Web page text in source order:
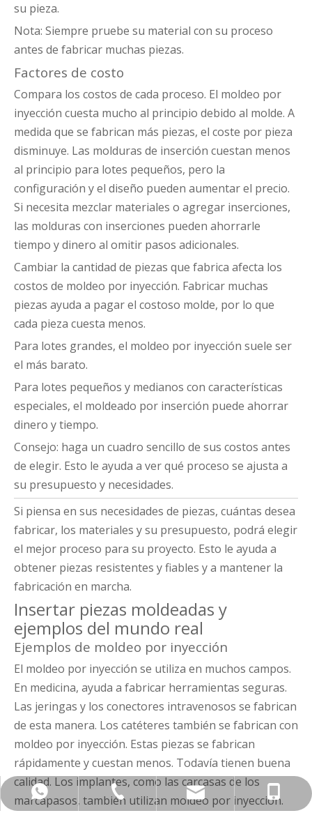
su pieza.
Nota: Siempre pruebe su material con su proceso
antes de fabricar muchas piezas.
Factores de costo
Compara los costos de cada proceso. El moldeo por
inyección cuesta mucho al principio debido al molde. A
medida que se fabrican más piezas, el coste por pieza
disminuye. Las molduras de inserción cuestan menos
al principio para lotes pequeños, pero la
configuración y el diseño pueden aumentar el precio.
Si necesita mezclar materiales o agregar inserciones,
las molduras con inserciones pueden ahorrarle
tiempo y dinero al omitir pasos adicionales.
Cambiar la cantidad de piezas que fabrica afecta los
costos de moldeo por inyección. Fabricar muchas
piezas ayuda a pagar el costoso molde, por lo que
cada pieza cuesta menos.
Para lotes grandes, el moldeo por inyección suele ser
el más barato.
Para lotes pequeños y medianos con características
especiales, el moldeado por inserción puede ahorrar
dinero y tiempo.
Consejo: haga un cuadro sencillo de sus costos antes
de elegir. Esto le ayuda a ver qué proceso se ajusta a
su presupuesto y necesidades.
Si piensa en sus necesidades de piezas, cuántas desea
fabricar, los materiales y su presupuesto, podrá elegir
el mejor proceso para su proyecto. Esto le ayuda a
obtener piezas resistentes y fiables y a mantener la
fabricación en marcha.
Insertar piezas moldeadas y
ejemplos del mundo real
Ejemplos de moldeo por inyección
El moldeo por inyección se utiliza en muchos campos.
En medicina, ayuda a fabricar herramientas seguras.
Las jeringas y los conectores intravenosos se fabrican
de esta manera. Los catéteres también se fabrican con
moldeo por inyección. Estas piezas se fabrican
rápidamente y cuestan menos. Todavía tienen buena
calidad. Los implantes, como las carcasas de los
marcapasos, también utilizan moldeo por inyección.
+8613326060701
+86-576-8401-8627
Info@tzanye.com
+86-133-2606-0701